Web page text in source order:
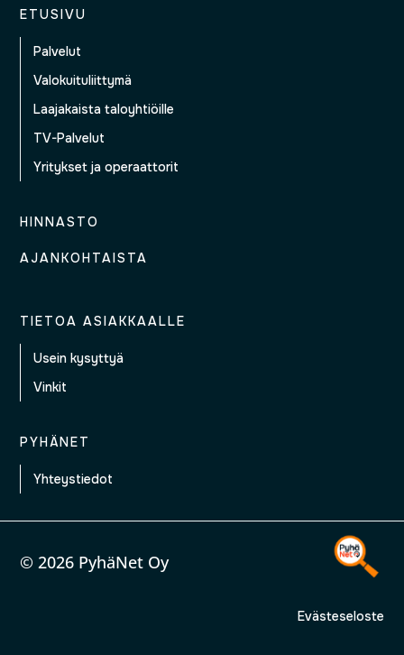
ETUSIVU
Palvelut
Valokuituliittymä
Laajakaista taloyhtiöille
TV-Palvelut
Yritykset ja operaattorit
HINNASTO
AJANKOHTAISTA
TIETOA ASIAKKAALLE
Usein kysyttyä
Vinkit
PYHÄNET
Yhteystiedot
© 2026 PyhäNet Oy
Evästeseloste